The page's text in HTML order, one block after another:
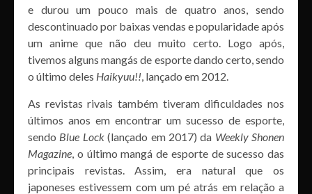
e durou um pouco mais de quatro anos, sendo
descontinuado por baixas vendas e popularidade após
um anime que não deu muito certo. Logo após,
tivemos alguns mangás de esporte dando certo, sendo
o último deles Haikyuu!! , lançado em 2012.
As revistas rivais também tiveram dificuldades nos
últimos anos em encontrar um sucesso de esporte,
sendo Blue Lock(lançado em 2017) da Weekly Shonen
Magazine , o último mangá de esporte de sucesso das
principais revistas. Assim, era natural que os
japoneses estivessem com um pé atrás em relação a